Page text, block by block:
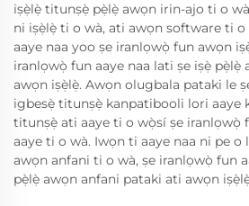
iṣẹ̀lẹ̀ titunṣẹ̀ pẹ̀lẹ̀ awọn irin-ajo ti o
ni iṣẹ̀lẹ̀ ti o wà, ati awọn software ti o
aaye naa yoo ṣe iranlọwọ̀ fun awọn
iranlọwọ̀ fun aaye naa lati ṣe iṣẹ̀
awọn iṣẹ̀lẹ̀. Awọn olugbala pataki le
igbesẹ̀ titunṣẹ̀ kanpatibooli lori aaye
titunṣẹ̀ ati aaye ti o wọ̀sí ṣe iranlọwọ̀
aaye ti o wà. Iwọn ti aaye naa ni pe
awọn anfani ti o wà, ṣe iranlọwọ̀ fun
pẹ̀lẹ̀ awọn anfani pataki ati awọn